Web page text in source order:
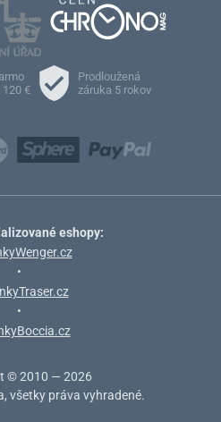
€
Prodloužená
záruka 5 rokov
eshopy:
•
•
© 2010 — 2026
všetky práva vyhradené.